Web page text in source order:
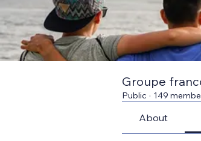
Groupe
Public · 149
About